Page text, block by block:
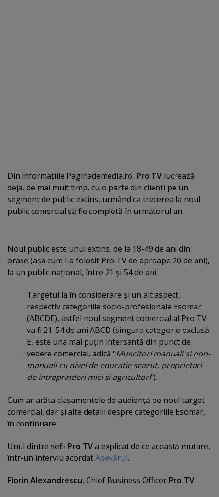
Din informaţiile Paginademedia.ro, Pro TV lucrează
deja, de mai mult timp, cu o parte din clienţi pe un
segment de public extins, urmând ca trecerea la noul
public comercial să fie completă în următorul an.
Noul public este unul extins, de la 18-49 de ani din
oraşe (aşa cum l-a folosit Pro TV de aproape 20 de ani),
la un public naţional, între 21 şi 54 de ani.
Targetul ia în considerare şi un alt aspect,
respectiv categoriile socio-profesionale Esomar
(ABCDE), astfel noul segment comercial al Pro TV
va fi 21-54 de ani ABCD (singura categorie exclusă
E, este una mai puţin intersantă din punct de
vedere comercial, adică "Muncitori manuali si non-
manuali cu nivel de educatie scazut, proprietari
de intreprinderi mici si agricultori").
Cum ar arăta clasamentele de audienţă pe noul target
comercial, dar şi alte detalii despre categoriile Esomar,
în continuare:
Unul dintre şefii Pro TVa explicat de ce această mutare,
într-un interviu acordatAdevărul.
Florin Alexandrescu, Chief Business Officer Pro TV: